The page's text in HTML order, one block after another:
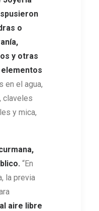
o
y otras
en el agua,
claveles
y mica,
“En
la previa
al aire libre